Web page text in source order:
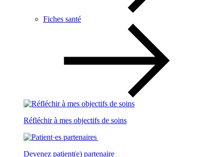
Fiches santé
Réfléchir à mes objectifs de soins
Devenez patient(e) partenaire